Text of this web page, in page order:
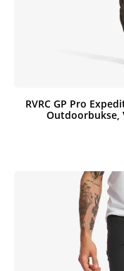
RVRC GP Pro
Outdoorbukse,